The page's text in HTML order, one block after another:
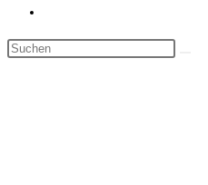
umschalten